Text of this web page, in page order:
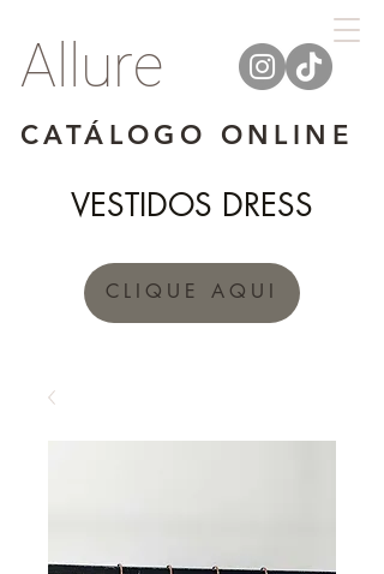
Allure
CATÁLOGO ONLINE
CLIQUE AQUI
VESTIDOS DRESS